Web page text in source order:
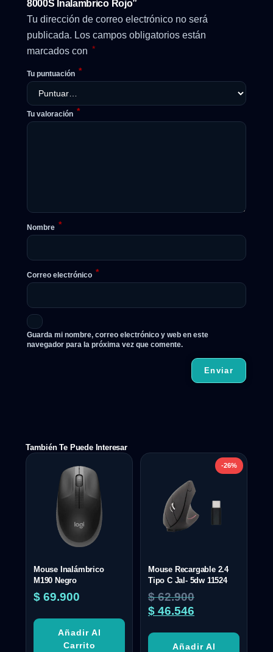
8000S Inalambrico Rojo”
Tu dirección de correo electrónico no será
publicada. Los campos obligatorios están
marcados con *
Tu puntuación *
Tu valoración *
Nombre *
Correo electrónico *
Guarda mi nombre, correo electrónico y web en este
navegador para la próxima vez que comente.
También Te Puede Interesar
Mouse Inalámbrico
M190 Negro
$ 69.900
Añadir Al
Carrito
-26%
Mouse Recargable 2.4
Tipo C Jal- 5dw 11524
$62.900
$ 46.546
Añadir Al